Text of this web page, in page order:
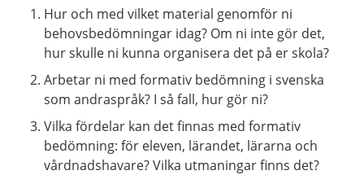
Hur och med vilket material genomför ni
behovsbedömningar idag? Om ni inte gör det,
hur skulle ni kunna organisera det på er skola?
Arbetar ni med formativ bedömning i svenska
som andraspråk? I så fall, hur gör ni?
Vilka fördelar kan det finnas med formativ
bedömning: för eleven, lärandet, lärarna och
vårdnadshavare? Vilka utmaningar finns det?